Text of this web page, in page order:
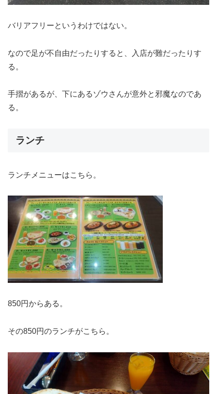
バリアフリーというわけではない。
なので足が不自由だったりすると、入店が難だったりす
る。
手摺があるが、下にあるゾウさんが意外と邪魔なのであ
る。
ランチ
ランチメニューはこちら。
850円からある。
その850円のランチがこちら。